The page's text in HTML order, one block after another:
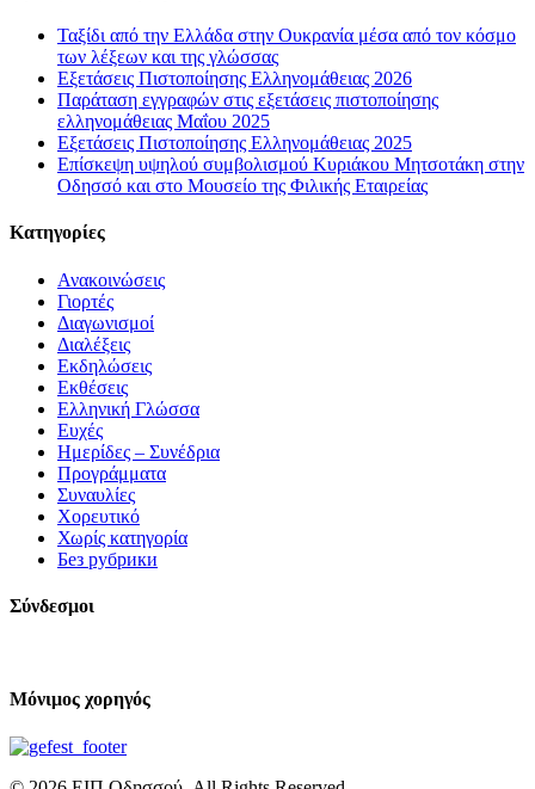
Ταξίδι από την Ελλάδα στην Ουκρανία μέσα από τον κόσμο
των λέξεων και της γλώσσας
Εξετάσεις Πιστοποίησης Ελληνομάθειας 2026
Παράταση εγγραφών στις εξετάσεις πιστοποίησης
ελληνομάθειας Μαΐου 2025
Εξετάσεις Πιστοποίησης Ελληνομάθειας 2025
Επίσκεψη υψηλού συμβολισμού Κυριάκου Μητσοτάκη στην
Οδησσό και στο Μουσείο της Φιλικής Εταιρείας
Kατηγορίες
Ανακοινώσεις
Γιορτές
Διαγωνισμοί
Διαλέξεις
Εκδηλώσεις
Εκθέσεις
Ελληνική Γλώσσα
Ευχές
Ημερίδες – Συνέδρια
Προγράμματα
Συναυλίες
Χορευτικό
Χωρίς κατηγορία
Без рубрики
Σύνδεσμοι
Μόνιμος χορηγός